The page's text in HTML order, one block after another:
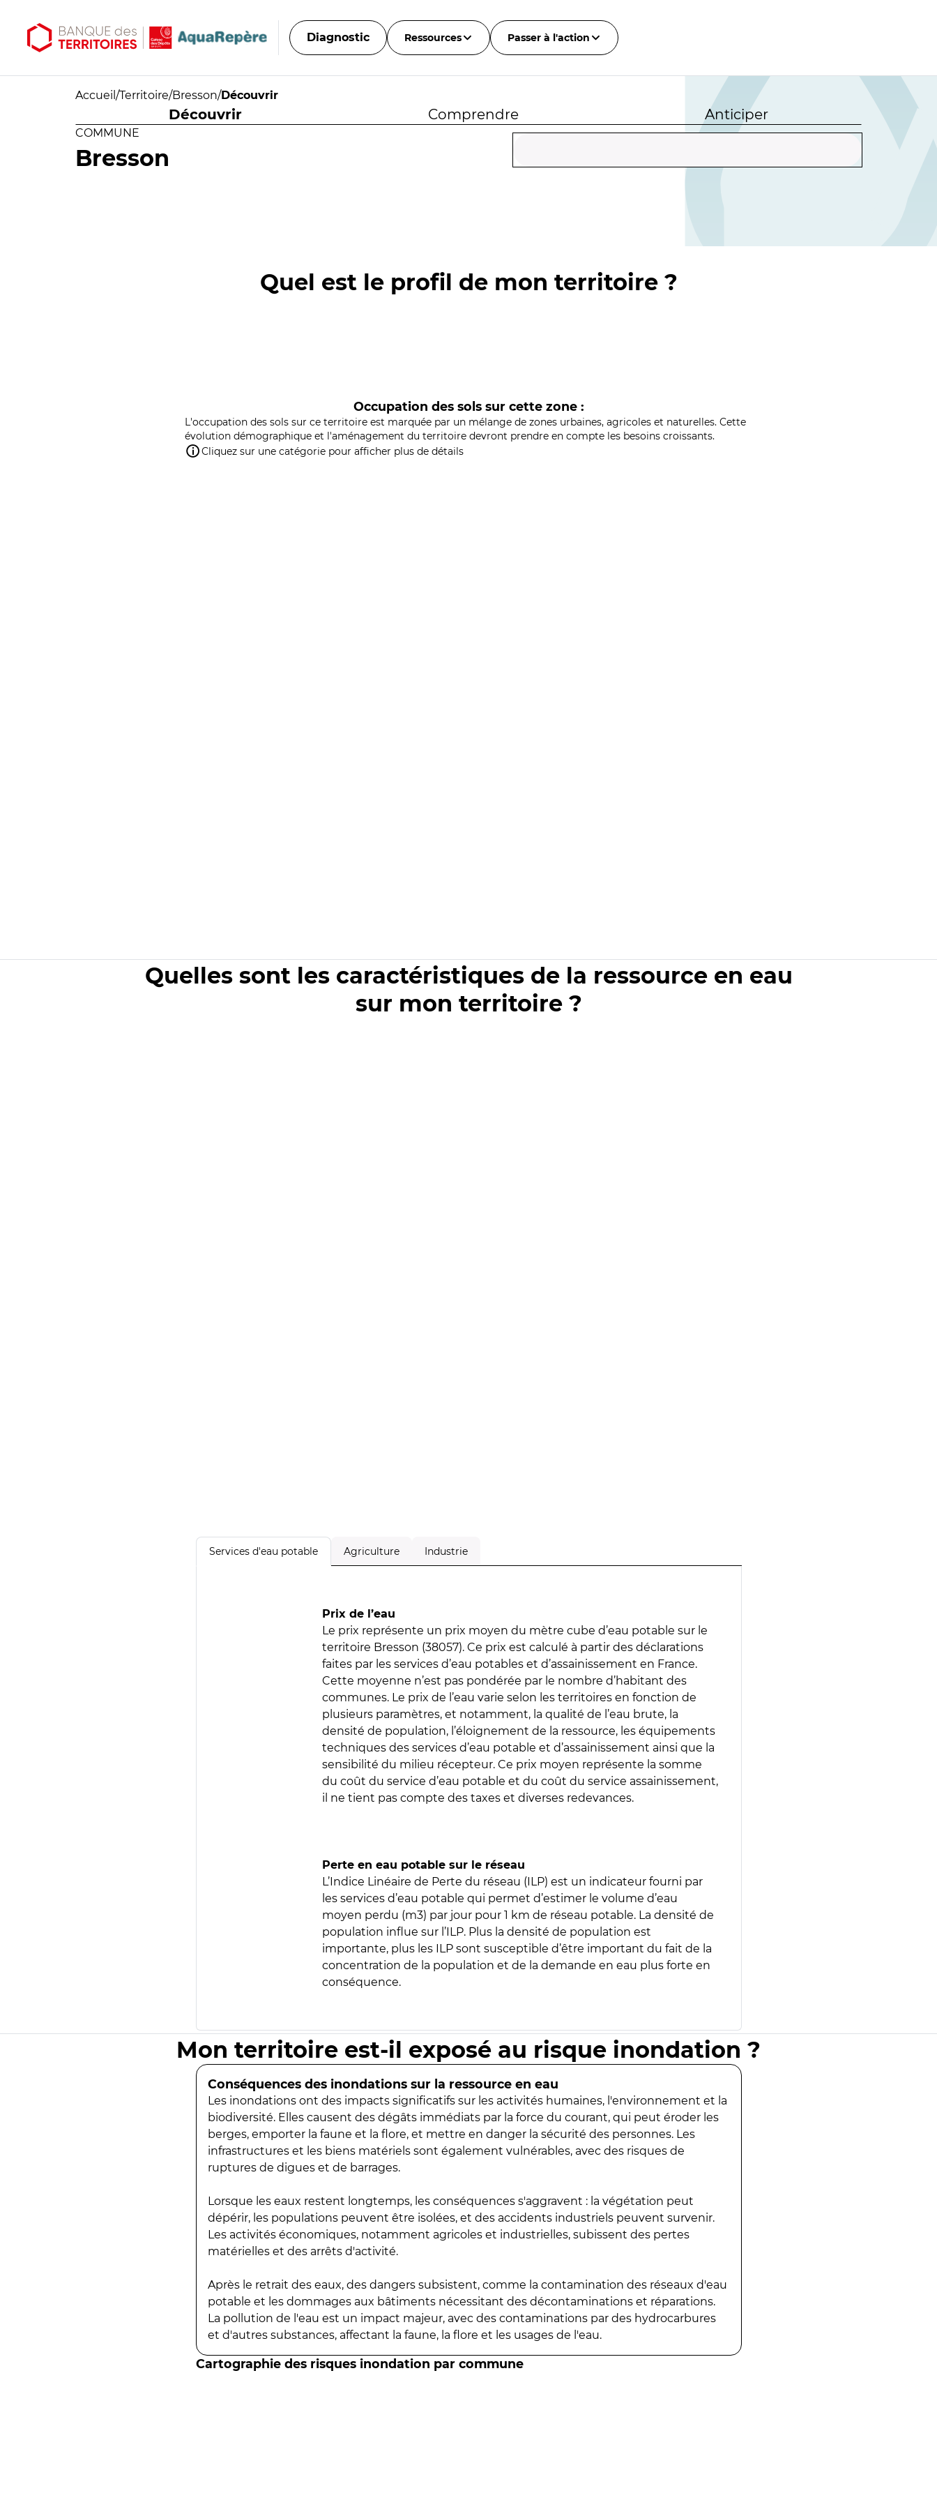
Diagnostic Ressources Passer à l'action
Accueil /Territoire/Bresson/Découvrir
Découvrir Comprendre Anticiper
COMMUNE
Bresson
Quel est le profil de mon territoire ?
Occupation des sols sur cette zone :
L'occupation des sols sur ce territoire est marquée par un mélange de zones urbaines, agricoles et naturelles. Cette
évolution démographique et l'aménagement du territoire devront prendre en compte les besoins croissants.
Cliquez sur une catégorie pour afficher plus de détails
Quelles sont les caractéristiques de la ressource en eau
sur mon territoire ?
Services d'eau potable Agriculture Industrie
Prix de l’eau
Le prix représente un prix moyen du mètre cube d’eau potable sur le
territoire Bresson (38057). Ce prix est calculé à partir des déclarations
faites par les services d’eau potables et d’assainissement en France.
Cette moyenne n’est pas pondérée par le nombre d’habitant des
communes. Le prix de l’eau varie selon les territoires en fonction de
plusieurs paramètres, et notamment, la qualité de l’eau brute, la
densité de population, l’éloignement de la ressource, les équipements
techniques des services d’eau potable et d’assainissement ainsi que la
sensibilité du milieu récepteur. Ce prix moyen représente la somme
du coût du service d’eau potable et du coût du service assainissement,
il ne tient pas compte des taxes et diverses redevances.
Perte en eau potable sur le réseau
L’Indice Linéaire de Perte du réseau (ILP) est un indicateur fourni par
les services d’eau potable qui permet d’estimer le volume d’eau
moyen perdu (m3) par jour pour 1 km de réseau potable. La densité de
population influe sur l’ILP. Plus la densité de population est
importante, plus les ILP sont susceptible d’être important du fait de la
concentration de la population et de la demande en eau plus forte en
conséquence.
Mon territoire est-il exposé au risque inondation ?
Conséquences des inondations sur la ressource en eau
Les inondations ont des impacts significatifs sur les activités humaines, l'environnement et la
biodiversité. Elles causent des dégâts immédiats par la force du courant, qui peut éroder les
berges, emporter la faune et la flore, et mettre en danger la sécurité des personnes. Les
infrastructures et les biens matériels sont également vulnérables, avec des risques de
ruptures de digues et de barrages.
Lorsque les eaux restent longtemps, les conséquences s'aggravent : la végétation peut
dépérir, les populations peuvent être isolées, et des accidents industriels peuvent survenir.
Les activités économiques, notamment agricoles et industrielles, subissent des pertes
matérielles et des arrêts d'activité.
Après le retrait des eaux, des dangers subsistent, comme la contamination des réseaux d'eau
potable et les dommages aux bâtiments nécessitant des décontaminations et réparations.
La pollution de l'eau est un impact majeur, avec des contaminations par des hydrocarbures
et d'autres substances, affectant la faune, la flore et les usages de l'eau.
Cartographie des risques inondation par commune